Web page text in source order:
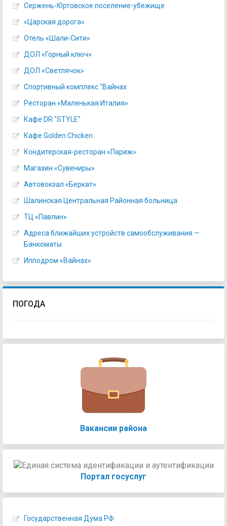
Сержень-Юртовское поселение-убежище
«Царская дорога»
Отель «Шали-Сити»
ДОЛ «Горный ключ»
ДОЛ «Светлячок»
Спортивный комплекс "Вайнах
Ресторан «Маленькая Италия»
Кафе DR "STYLE"
Кафе Golden Chicken
Кондитерская-ресторан «Париж»
Магазин «Сувениры»
Автовокзал «Беркат»
Шалинская Центральная Районная больница
ТЦ «Павлин»
Адреса ближайших устройств самообслуживания —
Банкоматы
Ипподром «Вайнах»
ПОГОДА
Вакансии района
Портал госуслуг
Государственная Дума РФ